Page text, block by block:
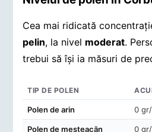
Cea mai ridicată
pelin, la nivel moderat.
trebui să își ia măsuri de
Concentrații de polen în aerul din
TIP DE POLEN
Polen de arin 0
Polen de mesteacăn 0